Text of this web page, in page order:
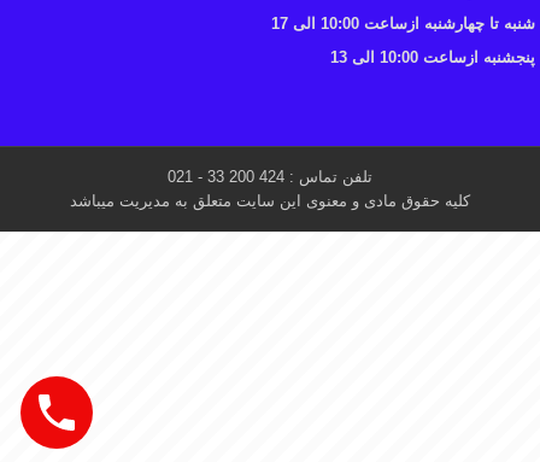
شنبه تا چهارشنبه ازساعت 10:00 الی 17
پنجشنبه ازساعت 10:00 الی 13
تلفن تماس : 424 200 33 - 021
کلیه حقوق مادی و معنوی این سایت متعلق به مدیریت میباشد